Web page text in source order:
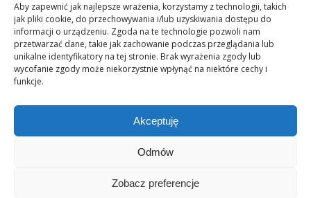
Aby zapewnić jak najlepsze wrażenia, korzystamy z technologii, takich
jak pliki cookie, do przechowywania i/lub uzyskiwania dostępu do
informacji o urządzeniu. Zgoda na te technologie pozwoli nam
przetwarzać dane, takie jak zachowanie podczas przeglądania lub
unikalne identyfikatory na tej stronie. Brak wyrażenia zgody lub
wycofanie zgody może niekorzystnie wpłynąć na niektóre cechy i
funkcje.
Akceptuję
Odmów
Zobacz preferencje
Daria Dudzik. Kocham Cię
17 kwietnia 2026